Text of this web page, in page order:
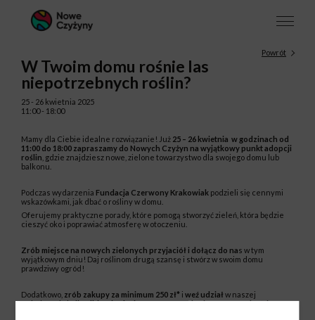
Powrót
W Twoim domu rośnie las
niepotrzebnych roślin?
25 - 26 kwietnia 2025
11:00 - 18:00
Mamy dla Ciebie idealne rozwiązanie! Już 25 – 26 kwietnia w godzinach od
11:00 do 18:00 zapraszamy do Nowych Czyżyn na wyjątkowy punkt adopcji
roślin , gdzie znajdziesz nowe, zielone towarzystwo dla swojego domu lub
balkonu.
Podczas wydarzenia Fundacja Czerwony Krakowiak podzieli się cennymi
wskazówkami, jak dbać o rośliny w domu.
Oferujemy praktyczne porady, które pomogą stworzyć zieleń, która będzie
cieszyć oko i poprawiać atmosferę w otoczeniu.
Zrób miejsce na nowych zielonych przyjaciół i dołącz do nas w tym
wyjątkowym dniu! Daj roślinom drugą szansę i stwórz w swoim domu
prawdziwy ogród!
Dodatkowo, zrób zakupy za minimum 250 zł* i weź udział w naszej
wyjątkowej akcji,odbierając kwiat monstera w doniczce o wysokości 60 cm.